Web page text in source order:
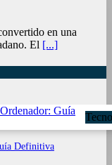
en una
El [...]
Definitiva